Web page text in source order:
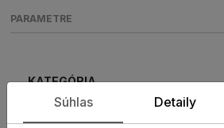
PARAMETRE
KATEGÓRIA
Laminátové parkety
Súhlas Detaily